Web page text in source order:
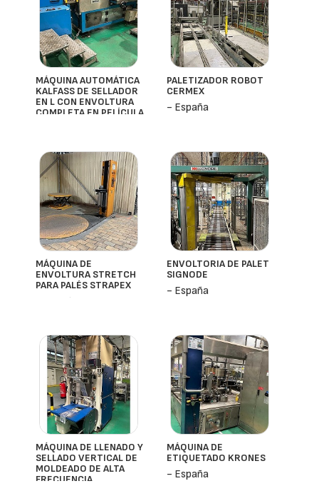
MÁQUINA AUTOMÁTICA
KALFASS DE SELLADOR
EN L CON ENVOLTURA
COMPLETA EN PELÍCULA
PALETIZADOR ROBOT
CERMEX
- España
MÁQUINA DE
ENVOLTURA STRETCH
PARA PALÉS STRAPEX
- España
ENVOLTORIA DE PALET
SIGNODE
- España
MÁQUINA DE LLENADO Y
SELLADO VERTICAL DE
MOLDEADO DE ALTA
FRECUENCIA
MÁQUINA DE
ETIQUETADO KRONES
- España